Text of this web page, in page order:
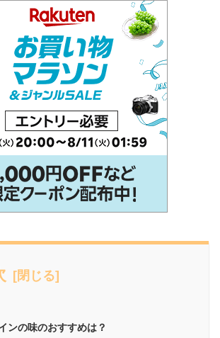
ンの味のおすすめは？